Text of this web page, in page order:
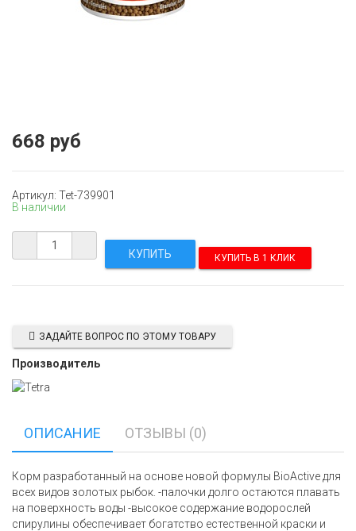
668 руб
Артикул: Tet-739901
В наличии
КУПИТЬ В 1 КЛИК
ЗАДАЙТЕ ВОПРОС ПО ЭТОМУ ТОВАРУ
Производитель
ОПИСАНИЕ ОТЗЫВЫ (0)
Корм разработанный на основе новой формулы BioActive для
всех видов золотых рыбок. -палочки долго остаются плавать
на поверхность воды -высокое содержание водорослей
спирулины обеспечивает богатство естественной краски и